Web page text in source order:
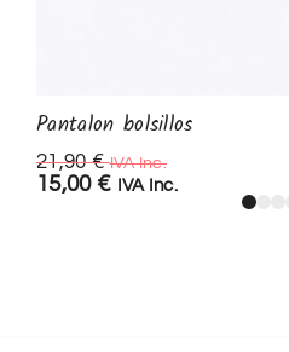
Pantalon bolsillos
21,90€ IVA Inc.
15,00 € IVA Inc.